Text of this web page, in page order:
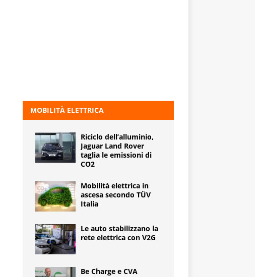
MOBILITÀ ELETTRICA
Riciclo dell’alluminio,
Jaguar Land Rover
taglia le emissioni di
CO2
Mobilità elettrica in
ascesa secondo TÜV
Italia
Le auto stabilizzano la
rete elettrica con V2G
Be Charge e CVA